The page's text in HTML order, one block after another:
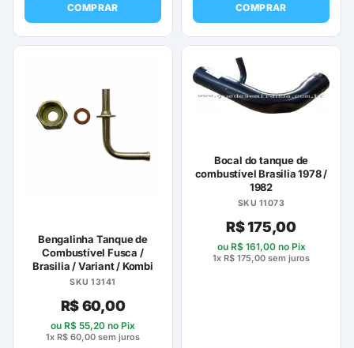
COMPRAR COMPRAR
Bengalinha Tanque de
Combustível Fusca /
Brasilia / Variant / Kombi
SKU 13141
R$60,00
ou R$ 55,20 no Pix
1x R$ 60,00 sem juros
Bocal do tanque de
combustível Brasilia 1978 /
1982
SKU 11073
R$175,00
ou R$161,00no Pix
1x R$ 175,00 sem juros